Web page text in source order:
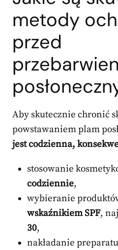
metody
przed
Aby skutecznie chronić
powstawaniem plam
jest codzienna,
stosowanie
codziennie,
wybieranie
wskaźnikiem SPF,
30,
nakładanie